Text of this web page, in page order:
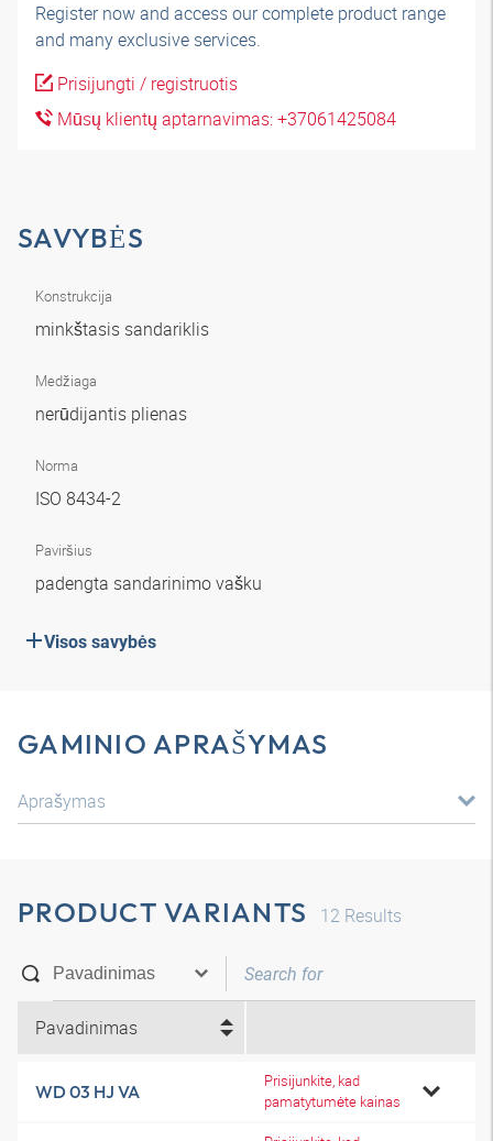
Register now and access our complete product range
and many exclusive services.
Prisijungti / registruotis
Mūsų klientų aptarnavimas: +37061425084
SAVYBĖS
Konstrukcija
minkštasis sandariklis
Medžiaga
nerūdijantis plienas
Norma
ISO 8434-2
Paviršius
padengta sandarinimo vašku
Visos savybės
GAMINIO APRAŠYMAS
Aprašymas
PRODUCT VARIANTS 12 Results
Pavadinimas
WD 03 HJ VA
Prisijunkite, kad
pamatytumėte kainas